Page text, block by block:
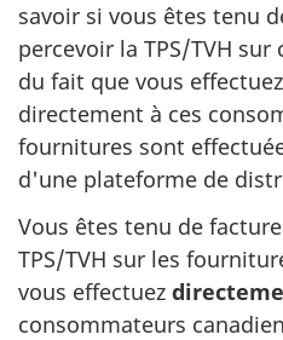
savoir si vous êtes tenu
percevoir la TPS/TVH
du fait que vous
directement à ces
fournitures sont
d'une plateforme de
Vous êtes tenu de
TPS/TVH sur les
vous effectuez
consommateurs